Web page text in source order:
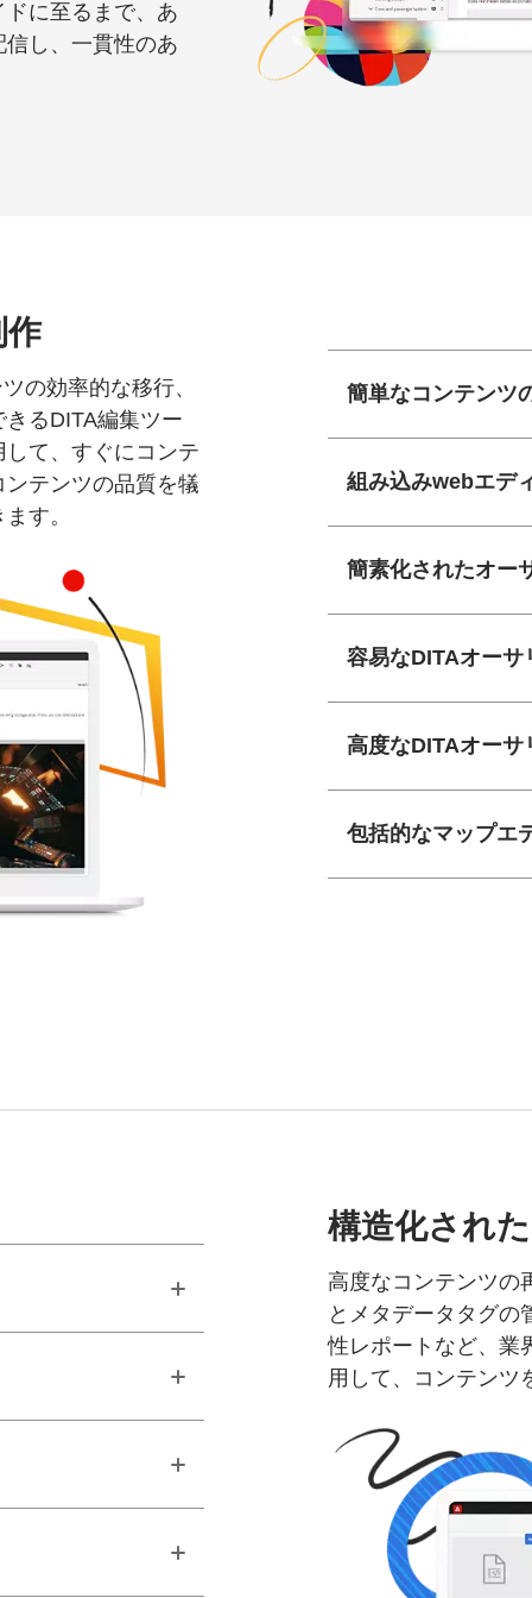
に至るまで、あ
し、一貫性のあ
作
の効率的な移行、
るDITA編集ツー
て、すぐにコンテ
テンツの品質を犠
す。
簡単なコンテンツ
組み込みwebエデ
簡素化されたオー
容易なDITAオーサ
高度なDITAオーサ
包括的なマップエ
構造化された
高度なコンテンツの
とメタデータタグの
性レポートなど、業
用して、コンテンツ